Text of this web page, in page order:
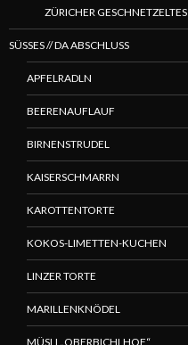
ZÜRICHER GESCHNETZELTES
SÜSSES // DA ABSCHLUSS
APFELRADLN
BEERENAUFLAUF
BIRNENSTRUDEL
KAISERSCHMARRN
KAROTTENTORTE
KOKOS-LIMETTEN-KUCHEN
LINZER TORTE
MARILLENKNÖDEL
MÜSLI „OBERBICHLHOF“